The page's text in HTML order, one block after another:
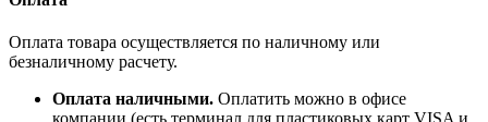
Оплата товара осуществляется по наличному или
безналичному расчету.
Оплата наличными. Оплатить можно в офисе